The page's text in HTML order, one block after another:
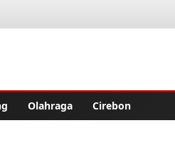
Olahraga Cirebon